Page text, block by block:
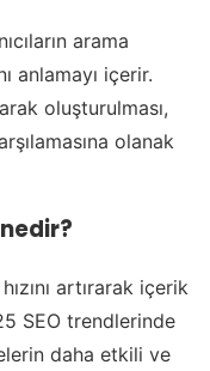
arama
anlamayı içerir.
oluşturulması,
olanak
artırarak içerik
SEO trendlerinde
daha etkili ve